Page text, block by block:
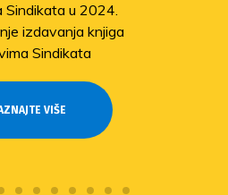
Sindikata u 2024.
izdavanja knjiga
Sindikata
VIŠE